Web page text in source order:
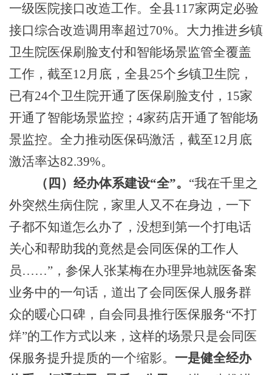
一级医院接口改造工作。全县117家两定必验
接口综合改造调用率超过70%。大力推进乡镇
卫生院医保刷脸支付和智能场景监管全覆盖
工作，截至12月底，全县25个乡镇卫生院，
已有24个卫生院开通了医保刷脸支付， 15家
开通了智能场景监控；4家药店开通了智能场
景监控。 全力推动医保码激活，截至12 月底
激活率达82.39%。
（四）经办体系建设“全”。 “我在千里之
外突然生病住院，家里人又不在身边，一下
子都不知道怎么办了，没想到第一个打电话
关心和帮助我的竟然是会同医保的工作人
员……”，参保人张某梅在办理异地就医备案
业务中的一句话，道出了会同医保人服务群
众的暖心口碑，自会同县推行医保服务“不打
烊”的工作方式以来，这样的场景只是会同医
保服务提升提质的一个缩影。 一是健全经办